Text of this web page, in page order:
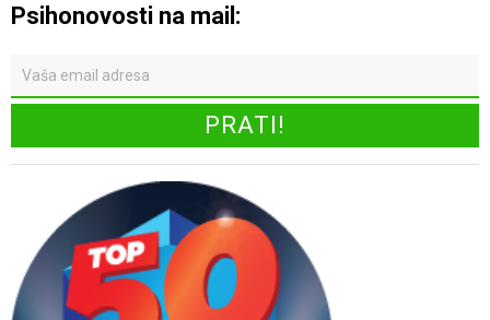
Psihonovosti na mail: